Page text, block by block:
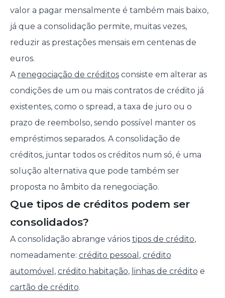
valor a pagar mensalmente é também mais baixo,
já que a consolidação permite, muitas vezes,
reduzir as prestações mensais em centenas de
euros.
A renegociação de créditosconsiste em alterar as
condições de um ou mais contratos de crédito já
existentes, como o spread, a taxa de juro ou o
prazo de reembolso, sendo possível manter os
empréstimos separados. A consolidação de
créditos, juntar todos os créditos num só, é uma
solução alternativa que pode também ser
proposta no âmbito da renegociação.
Que tipos de créditos podem ser
consolidados?
A consolidação abrange vários tipos de crédito,
nomeadamente: crédito pessoal , crédito
automóvel , crédito habitação, linhas de crédito e
cartão de crédito.